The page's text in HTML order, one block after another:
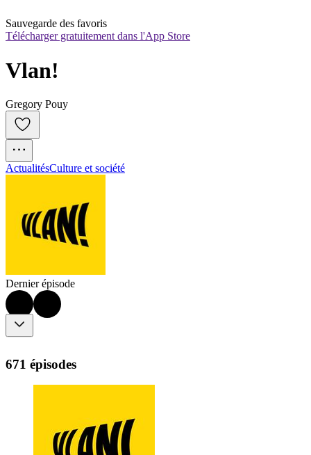
Sauvegarde des favoris
Télécharger gratuitement dans l'App Store
Vlan!
Gregory Pouy
ActualitésCulture et société
Dernier épisode
671 épisodes